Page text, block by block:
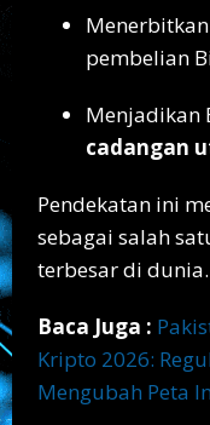
pembelian
Menjadikan
cadangan
Pendekatan ini
sebagai salah
terbesar di dunia.
Baca Juga :
Kripto 2026:
Mengubah Peta